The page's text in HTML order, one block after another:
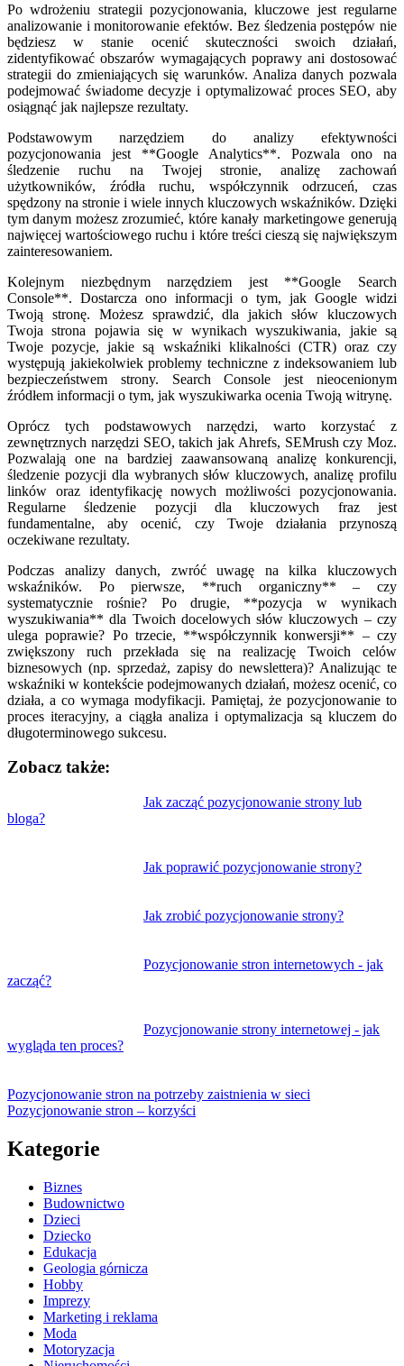
Po wdrożeniu strategii pozycjonowania, kluczowe jest regularne
analizowanie i monitorowanie efektów. Bez śledzenia postępów nie
będziesz w stanie ocenić skuteczności swoich działań,
zidentyfikować obszarów wymagających poprawy ani dostosować
strategii do zmieniających się warunków. Analiza danych pozwala
podejmować świadome decyzje i optymalizować proces SEO, aby
osiągnąć jak najlepsze rezultaty.
Podstawowym narzędziem do analizy efektywności
pozycjonowania jest **Google Analytics**. Pozwala ono na
śledzenie ruchu na Twojej stronie, analizę zachowań
użytkowników, źródła ruchu, współczynnik odrzuceń, czas
spędzony na stronie i wiele innych kluczowych wskaźników. Dzięki
tym danym możesz zrozumieć, które kanały marketingowe generują
najwięcej wartościowego ruchu i które treści cieszą się największym
zainteresowaniem.
Kolejnym niezbędnym narzędziem jest **Google Search
Console**. Dostarcza ono informacji o tym, jak Google widzi
Twoją stronę. Możesz sprawdzić, dla jakich słów kluczowych
Twoja strona pojawia się w wynikach wyszukiwania, jakie są
Twoje pozycje, jakie są wskaźniki klikalności (CTR) oraz czy
występują jakiekolwiek problemy techniczne z indeksowaniem lub
bezpieczeństwem strony. Search Console jest nieocenionym
źródłem informacji o tym, jak wyszukiwarka ocenia Twoją witrynę.
Oprócz tych podstawowych narzędzi, warto korzystać z
zewnętrznych narzędzi SEO, takich jak Ahrefs, SEMrush czy Moz.
Pozwalają one na bardziej zaawansowaną analizę konkurencji,
śledzenie pozycji dla wybranych słów kluczowych, analizę profilu
linków oraz identyfikację nowych możliwości pozycjonowania.
Regularne śledzenie pozycji dla kluczowych fraz jest
fundamentalne, aby ocenić, czy Twoje działania przynoszą
oczekiwane rezultaty.
Podczas analizy danych, zwróć uwagę na kilka kluczowych
wskaźników. Po pierwsze, **ruch organiczny** – czy
systematycznie rośnie? Po drugie, **pozycja w wynikach
wyszukiwania** dla Twoich docelowych słów kluczowych – czy
ulega poprawie? Po trzecie, **współczynnik konwersji** – czy
zwiększony ruch przekłada się na realizację Twoich celów
biznesowych (np. sprzedaż, zapisy do newslettera)? Analizując te
wskaźniki w kontekście podejmowanych działań, możesz ocenić, co
działa, a co wymaga modyfikacji. Pamiętaj, że pozycjonowanie to
proces iteracyjny, a ciągła analiza i optymalizacja są kluczem do
długoterminowego sukcesu.
Zobacz także:
Jak zacząć pozycjonowanie strony lub
bloga?
Jak poprawić pozycjonowanie strony?
Jak zrobić pozycjonowanie strony?
Pozycjonowanie stron internetowych - jak
zacząć?
Pozycjonowanie strony internetowej - jak
wygląda ten proces?
wpisu
Pozycjonowanie stron na potrzeby zaistnienia w sieci
Pozycjonowanie stron – korzyści
Kategorie
Biznes
Budownictwo
Dzieci
Dziecko
Edukacja
Geologia górnicza
Hobby
Imprezy
Marketing i reklama
Moda
Motoryzacja